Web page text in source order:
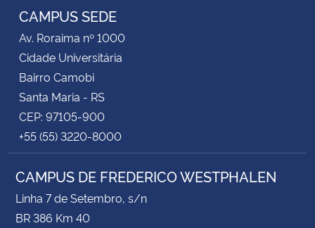
Planalto
CAMPUS SEDE
Av. Roraima nº 1000
Cidade Universitária
Bairro Camobi
Santa Maria - RS
CEP: 97105-900
+55 (55) 3220-8000
CAMPUS DE FREDERICO WESTPHALEN
Linha 7 de Setembro, s/n
BR 386 Km 40